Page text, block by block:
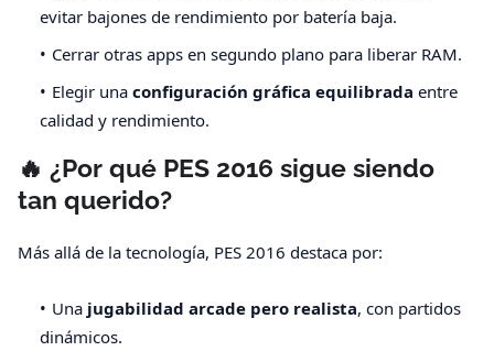
evitar bajones de rendimiento por batería baja.
Cerrar otras apps en segundo plano para liberar RAM.
Elegir una configuración gráfica equilibrada entre
calidad y rendimiento.
🔥 ¿Por qué PES 2016 sigue siendo
tan querido?
Más allá de la tecnología, PES 2016 destaca por:
Una jugabilidad arcade pero realista, con partidos
dinámicos.